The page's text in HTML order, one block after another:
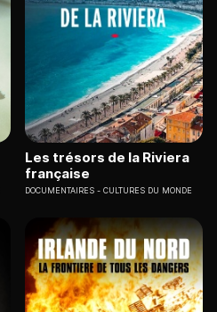
Les trésors de la Riviera
française
DOCUMENTAIRES CULTURES DU MONDE